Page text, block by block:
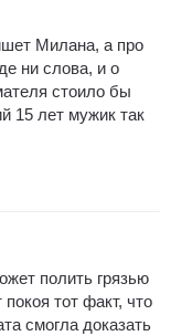
Милана, а про
ни слова, и о
стоило бы
15 лет мужик так
полить грязью
тот факт, что
смогла доказать